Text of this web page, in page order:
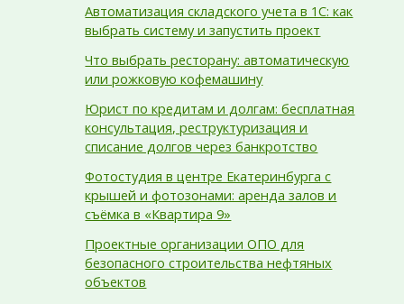
Автоматизация складского учета в 1С: как
выбрать систему и запустить проект
Что выбрать ресторану: автоматическую
или рожковую кофемашину
Юрист по кредитам и долгам: бесплатная
консультация, реструктуризация и
списание долгов через банкротство
Фотостудия в центре Екатеринбурга с
крышей и фотозонами: аренда залов и
съёмка в «Квартира 9»
Проектные организации ОПО для
безопасного строительства нефтяных
объектов